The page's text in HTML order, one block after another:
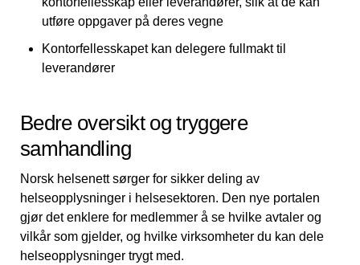
utføre oppgaver på deres vegne
Kontorfellesskapet kan delegere fullmakt til
leverandører
Bedre oversikt og tryggere
samhandling
Norsk helsenett sørger for sikker deling av
helseopplysninger i helsesektoren. Den nye portalen
gjør det enklere for medlemmer å se hvilke avtaler og
vilkår som gjelder, og hvilke virksomheter du kan dele
helseopplysninger trygt med.